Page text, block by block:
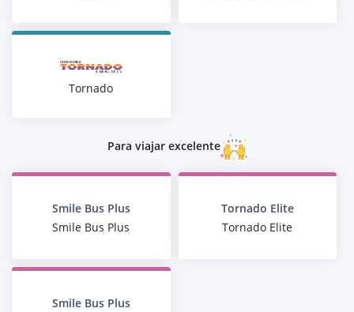
Tornado
Para viajar excelente
Smile Bus Plus
Smile Bus Plus
Tornado Elite
Tornado Elite
Smile Bus Plus